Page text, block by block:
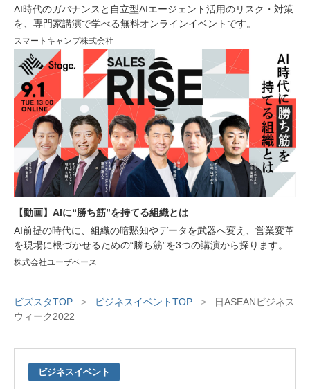
AI時代のガバナンスと自立型AIエージェント活用のリスク・対策
を、専門家講演で学べる無料オンラインイベントです。
スマートキャンプ株式会社
【動画】AIに“勝ち筋”を持てる組織とは
AI前提の時代に、組織の暗黙知やデータを武器へ変え、営業変革
を現場に根づかせるための“勝ち筋”を3つの講演から探ります。
株式会社ユーザベース
ビズスタTOP > ビジネスイベントTOP >
日ASEANビジネス
ウィーク2022
ビジネスイベント